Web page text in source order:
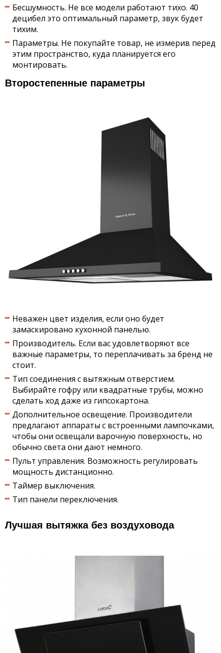
Бесшумность. Не все модели работают тихо. 40
децибел это оптимальный параметр, звук будет
тихим.
Параметры. Не покупайте товар, не измерив перед
этим пространство, куда планируется его
монтировать.
Второстепенные параметры
Неважен цвет изделия, если оно будет
замаскировано кухонной панелью.
Производитель. Если вас удовлетворяют все
важные параметры, то переплачивать за бренд не
стоит.
Тип соединения с вытяжным отверстием.
Выбирайте гофру или квадратные трубы, можно
сделать ход даже из гипсокартона.
Дополнительное освещение. Производители
предлагают аппараты с встроенными лампочками,
чтобы они освещали варочную поверхность, но
обычно света они дают немного.
Пульт управления. Возможность регулировать
мощность дистанционно.
Таймер выключения.
Тип панели переключения.
Лучшая вытяжка без воздуховода